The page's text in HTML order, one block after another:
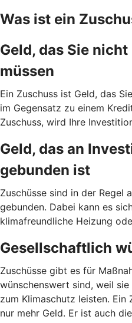
Was ist ein
Geld, das Sie
müssen
Ein Zuschuss ist Geld, das
im Gegensatz zu einem
Zuschuss, wird Ihre
Geld, das an
gebunden ist
Zuschüsse sind in der Regel
gebunden. Dabei kann es
klimafreundliche Heizung
Gesellschaftlich
Zuschüsse gibt es für
wünschenswert sind, weil
zum Klimaschutz leisten.
nur mehr Geld. Er ist auch